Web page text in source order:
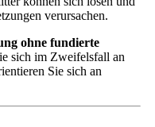
verursachen.
ohne fundierte
sich im Zweifelsfall an
Sie sich an